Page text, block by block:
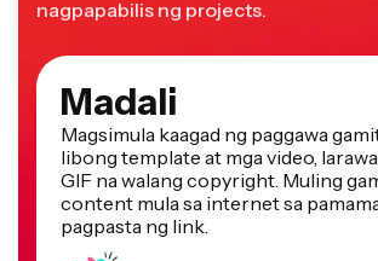
Madali
Magsimula kaagad ng paggawa
libong template at mga video,
GIF na walang copyright. Muling
content mula sa internet sa
pagpasta ng link.